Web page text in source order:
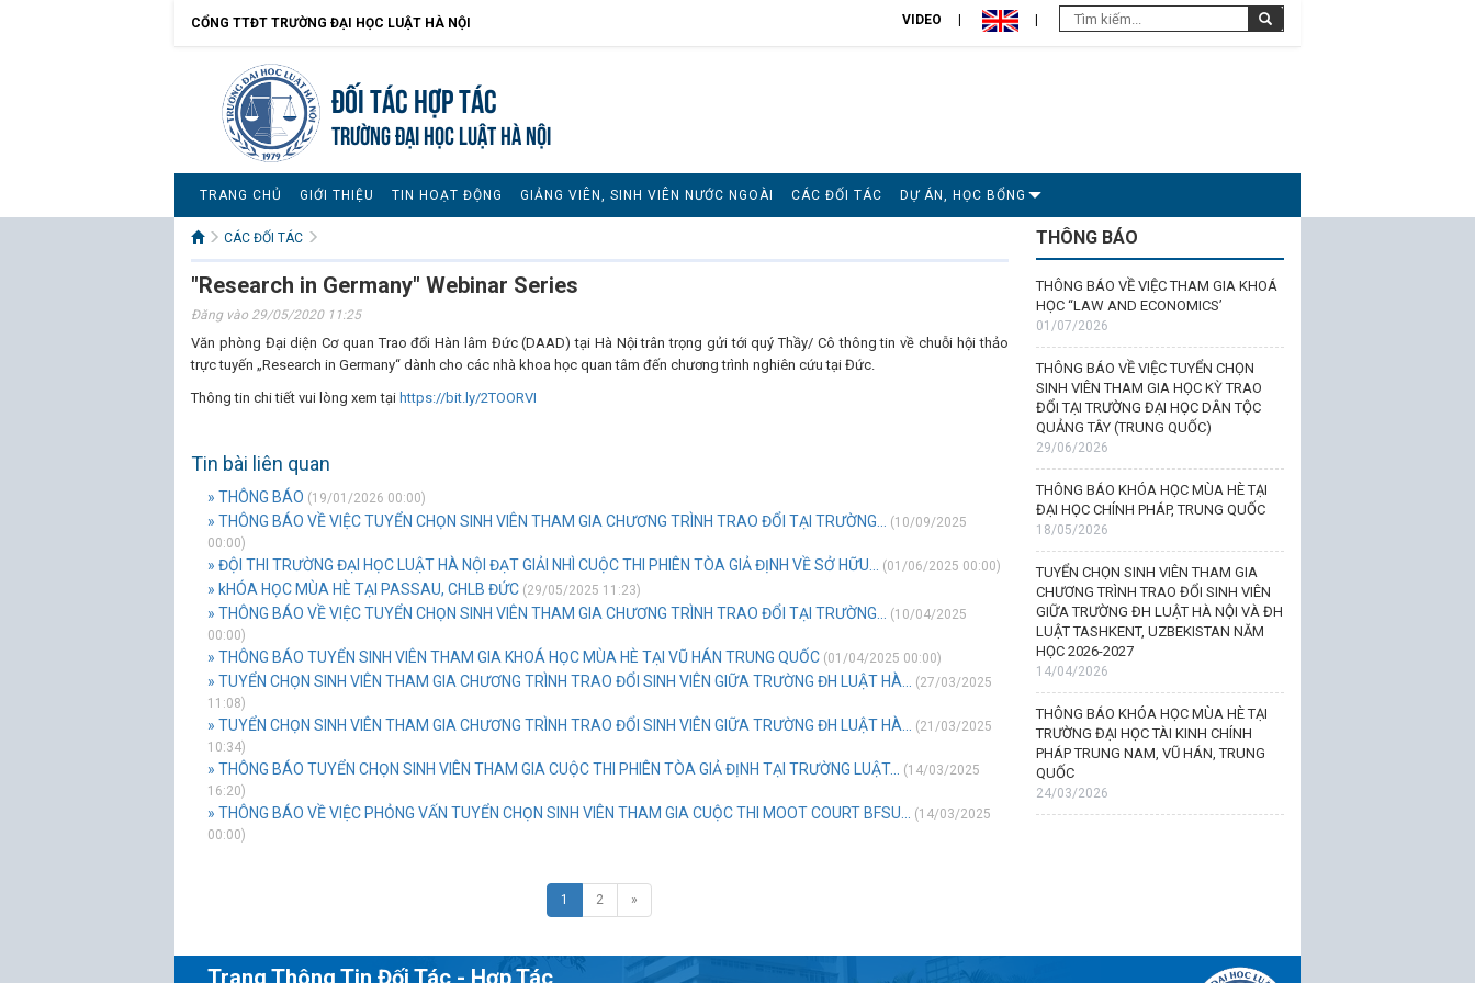
CỔNG TTĐT TRƯỜNG ĐẠI HỌC LUẬT HÀ NỘI VIDEO
Đối tác hợp tác
TRƯỜNG ĐẠI HỌC LUẬT HÀ NỘI
TRANG CHỦ GIỚI THIỆU TIN HOẠT ĐỘNG GIẢNG VIÊN, SINH VIÊN NƯỚC NGOÀI CÁC ĐỐI TÁC DỰ ÁN, HỌC BỔNG
CÁC ĐỐI TÁC
"Research in Germany" Webinar Series
Đăng vào 29/05/2020 11:25
Văn phòng Đại diện Cơ quan Trao đổi Hàn lâm Đức (DAAD) tại Hà Nội trân trọng gửi tới quý Thầy/ Cô thông tin về chuỗi hội thảo
trực tuyến „Research in Germany“ dành cho các nhà khoa học quan tâm đến chương trình nghiên cứu tại Đức.
Thông tin chi tiết vui lòng xem tại https://bit.ly/2TOORVI
Tin bài liên quan
» THÔNG BÁO (19/01/2026 00:00)
» THÔNG BÁO VỀ VIỆC TUYỂN CHỌN SINH VIÊN THAM GIA CHƯƠNG TRÌNH TRAO ĐỔI TẠI TRƯỜNG...
(10/09/2025
00:00)
» ĐỘI THI TRƯỜNG ĐẠI HỌC LUẬT HÀ NỘI ĐẠT GIẢI NHÌ CUỘC THI PHIÊN TÒA GIẢ ĐỊNH VỀ SỞ HỮU... (01/06/2025 00:00)
» kHÓA HỌC MÙA HÈ TẠI PASSAU, CHLB ĐỨC (29/05/2025 11:23)
» THÔNG BÁO VỀ VIỆC TUYỂN CHỌN SINH VIÊN THAM GIA CHƯƠNG TRÌNH TRAO ĐỔI TẠI TRƯỜNG...
(10/04/2025
00:00)
» THÔNG BÁO TUYỂN SINH VIÊN THAM GIA KHOÁ HỌC MÙA HÈ TẠI VŨ HÁN TRUNG QUỐC (01/04/2025 00:00)
» TUYỂN CHỌN SINH VIÊN THAM GIA CHƯƠNG TRÌNH TRAO ĐỔI SINH VIÊN GIỮA TRƯỜNG ĐH LUẬT HÀ...
(27/03/2025
11:08)
» TUYỂN CHỌN SINH VIÊN THAM GIA CHƯƠNG TRÌNH TRAO ĐỔI SINH VIÊN GIỮA TRƯỜNG ĐH LUẬT HÀ...
(21/03/2025
10:34)
» THÔNG BÁO TUYỂN CHỌN SINH VIÊN THAM GIA CUỘC THI PHIÊN TÒA GIẢ ĐỊNH TẠI TRƯỜNG LUẬT...
(14/03/2025
16:20)
» THÔNG BÁO VỀ VIỆC PHỎNG VẤN TUYỂN CHỌN SINH VIÊN THAM GIA CUỘC THI MOOT COURT BFSU...
(14/03/2025
00:00)
1 2 »
THÔNG BÁO
THÔNG BÁO VỀ VIỆC THAM GIA KHOÁ
HỌC “LAW AND ECONOMICS’
01/07/2026
THÔNG BÁO VỀ VIỆC TUYỂN CHỌN
SINH VIÊN THAM GIA HỌC KỲ TRAO
ĐỔI TẠI TRƯỜNG ĐẠI HỌC DÂN TỘC
QUẢNG TÂY (TRUNG QUỐC)
29/06/2026
THÔNG BÁO KHÓA HỌC MÙA HÈ TẠI
ĐẠI HỌC CHÍNH PHÁP, TRUNG QUỐC
18/05/2026
TUYỂN CHỌN SINH VIÊN THAM GIA
CHƯƠNG TRÌNH TRAO ĐỔI SINH VIÊN
GIỮA TRƯỜNG ĐH LUẬT HÀ NỘI VÀ ĐH
LUẬT TASHKENT, UZBEKISTAN NĂM
HỌC 2026-2027
14/04/2026
THÔNG BÁO KHÓA HỌC MÙA HÈ TẠI
TRƯỜNG ĐẠI HỌC TÀI KINH CHÍNH
PHÁP TRUNG NAM, VŨ HÁN, TRUNG
QUỐC
24/03/2026
Trang Thông Tin Đối Tác - Hợp Tác